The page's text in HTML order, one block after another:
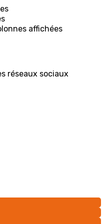
affichées
réseaux sociaux